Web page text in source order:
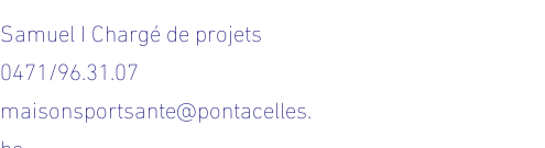
Samuel I Chargé de projets
0471/96.31.07
maisonsportsante@pontacelles.